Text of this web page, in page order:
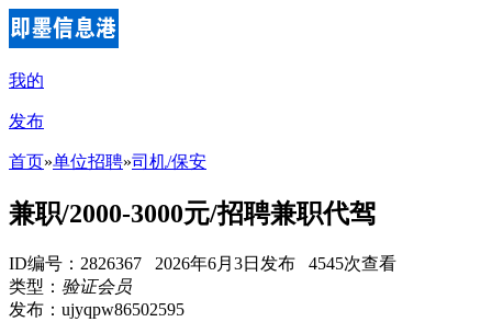
我的
发布
首页»单位招聘»司机/保安
兼职/2000-3000元/招聘兼职代驾
ID编号：2826367 2026年6月3日发布 4545次查看
类型： 验证会员
发布：ujyqpw86502595